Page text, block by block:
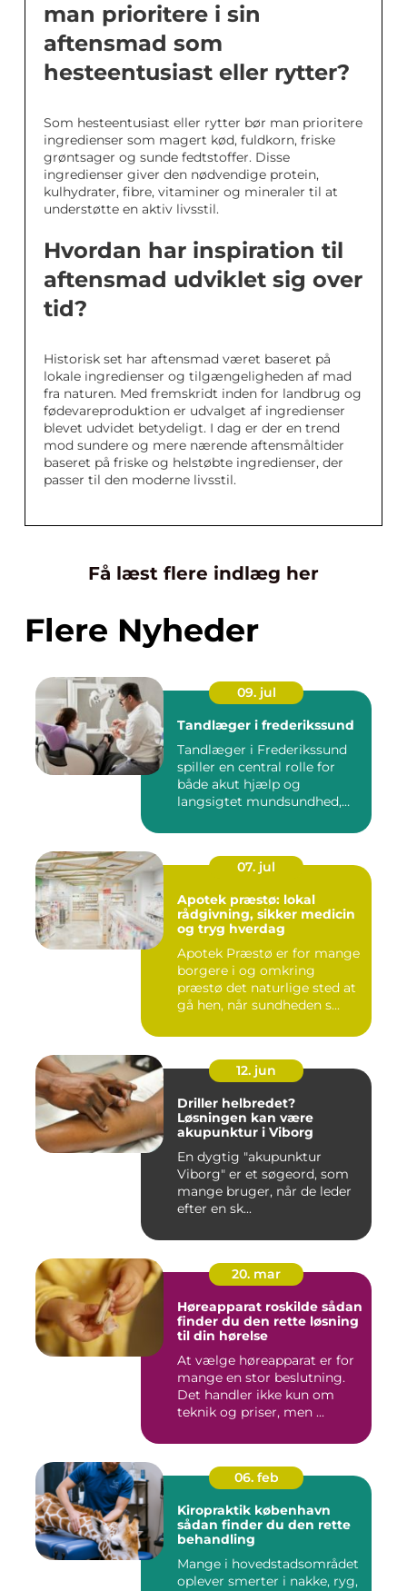
man prioritere i sin
aftensmad som
hesteentusiast eller rytter?
Som hesteentusiast eller rytter bør man prioritere
ingredienser som magert kød, fuldkorn, friske
grøntsager og sunde fedtstoffer. Disse
ingredienser giver den nødvendige protein,
kulhydrater, fibre, vitaminer og mineraler til at
understøtte en aktiv livsstil.
Hvordan har inspiration til
aftensmad udviklet sig over
tid?
Historisk set har aftensmad været baseret på
lokale ingredienser og tilgængeligheden af mad
fra naturen. Med fremskridt inden for landbrug og
fødevareproduktion er udvalget af ingredienser
blevet udvidet betydeligt. I dag er der en trend
mod sundere og mere nærende aftensmåltider
baseret på friske og helstøbte ingredienser, der
passer til den moderne livsstil.
Få læst flere indlæg her
Flere Nyheder
09. jul
Tandlæger i frederikssund
Tandlæger i Frederikssund
spiller en central rolle for
både akut hjælp og
langsigtet mundsundhed,
07. jul
Apotek præstø: lokal
rådgivning, sikker medicin
og tryg hverdag
Apotek Præstø er for mange
borgere i og omkring
præstø det naturlige sted at
gå hen, når sundheden s...
12. jun
Driller helbredet?
Løsningen kan være
akupunktur i Viborg
En dygtig "akupunktur
Viborg" er et søgeord, som
mange bruger, når de leder
efter en sk...
20. mar
Høreapparat roskilde sådan
finder du den rette løsning
til din hørelse
At vælge høreapparat er for
mange en stor beslutning.
Det handler ikke kun om
teknik og priser, men ...
06. feb
Kiropraktik københavn
sådan finder du den rette
behandling
Mange i hovedstadsområdet
oplever smerter i nakke, ryg,